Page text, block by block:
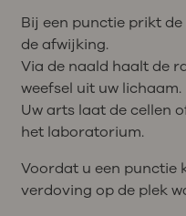
Bij een punctie prikt
de afwijking.
Via de naald haalt de
weefsel uit uw lichaam.
Uw arts laat de cellen
het laboratorium.
Voordat u een punctie
verdoving op de plek